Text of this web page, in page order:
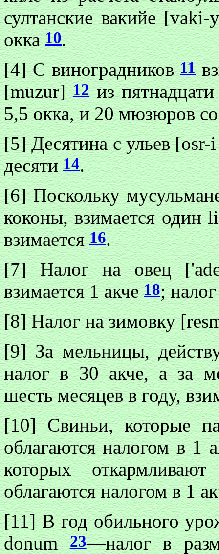
султанские вакийе
окка10.
[4] С виноградников11
[muzur]12из
5,5 окка, и 20 мюзюров
[5] Десятина с ульев
десяти14.
[6] Поскольку
коконы, взимается один
взимается16.
[7] Налог на овец
взимается 1 акче18;
[8] Налог на зимовку
[9] За мельницы,
налог в 30 акче, а за
шесть месяцев в году,
[10] Свиньи, которые
облагаются налогом в 1
которых
облагаются налогом в 1
[11] В год обильного
donum23—налог в